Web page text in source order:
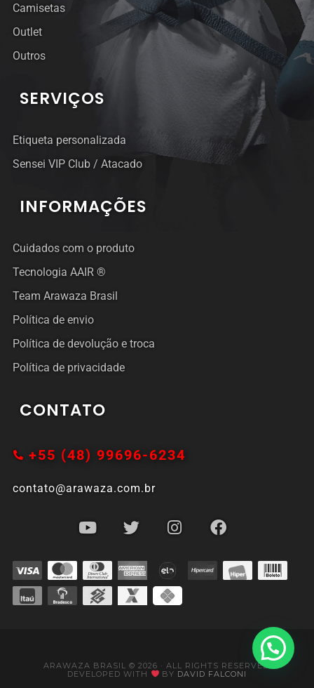
Camisetas
Outlet
Outros
SERVIÇOS
Etiqueta personalizada
Sensei VIP Club / Atacado
INFORMAÇÕES
Cuidados com o produto
Tecnologia AAIR ®
Team Arawaza Brasil
Política de envio
Política de devolução e troca
Política de privacidade
CONTATO
+55 (48) 99696-6234
contato@arawaza.com.br
ARAWAZA BRASIL © 2026 · ALL RIGHTS RESERVED.
DEVELOPED WITH
BY DAVID FALCONI